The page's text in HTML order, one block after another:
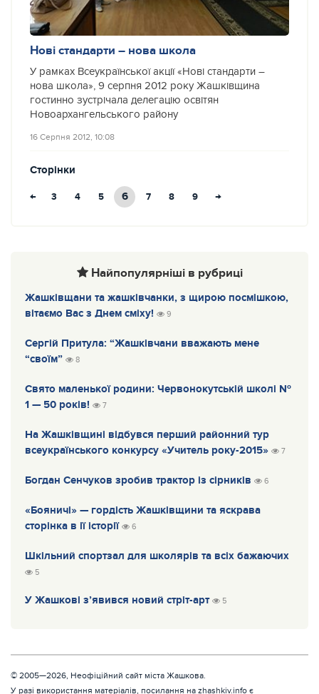
Нові стандарти – нова школа
У рамках Всеукраїнської акції «Нові стандарти –
нова школа», 9 серпня 2012 року Жашківщина
гостинно зустрічала делегацію освітян
Новоархангельського району
16 Серпня 2012, 10:08
Сторінки
← 3 4 5 6 7 8 9 →
Найпопулярніші в рубриці
Жашківщани та жашківчанки, з щирою посмішкою,
вітаємо Вас з Днем сміху!
9
Сергій Притула: “Жашківчани вважають мене
“своїм”
8
Свято маленької родини: Червонокутській школі №
1 — 50 років!
7
На Жашківщині відбувся перший районний тур
всеукраїнського конкурсу «Учитель року-2015»
7
Богдан Сенчуков зробив трактор із сірників 6
«Бояничі» — гордість Жашківщини та яскрава
сторінка в ії історії
6
Шкільний спортзал для школярів та всіх бажаючих
5
У Жашкові з’явився новий стріт-арт 5
© 2005—2026, Неофіційний сайт міста Жашкова.
У разі використання матеріалів, посилання на zhashkiv.info є